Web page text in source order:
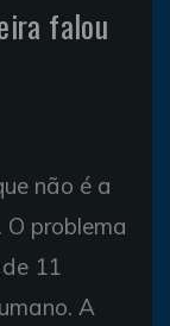
falou
não é a
problema
11
A